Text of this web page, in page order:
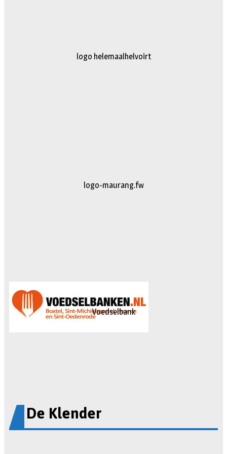
logo truckertruck 2023.fw
johan
Voedselbank
De Klender